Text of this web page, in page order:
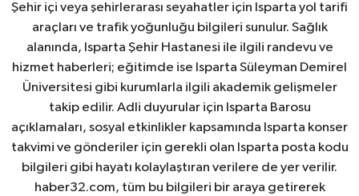
Şehir içi veya şehirlerarası seyahatler için Isparta yol tarifi
araçları ve trafik yoğunluğu bilgileri sunulur. Sağlık
alanında, Isparta Şehir Hastanesi ile ilgili randevu ve
hizmet haberleri; eğitimde ise Isparta Süleyman Demirel
Üniversitesi gibi kurumlarla ilgili akademik gelişmeler
takip edilir. Adli duyurular için Isparta Barosu
açıklamaları, sosyal etkinlikler kapsamında Isparta konser
takvimi ve gönderiler için gerekli olan Isparta posta kodu
bilgileri gibi hayatı kolaylaştıran verilere de yer verilir.
haber32.com, tüm bu bilgileri bir araya getirerek